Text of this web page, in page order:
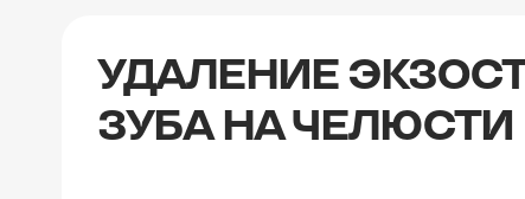
УДАЛЕНИЕ
ЗУБА НА ЧЕЛЮСТИ